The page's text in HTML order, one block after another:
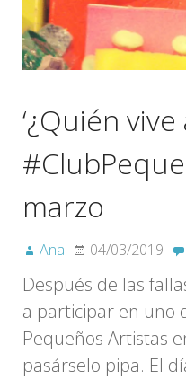
‘¿Quién
marzo
Ana 04/03/2019
Después de las
a participar en uno
Pequeños Artistas
pasárselo pipa. El